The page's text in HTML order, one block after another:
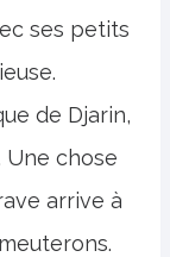
ses petits
de Djarin,
Une chose
arrive à